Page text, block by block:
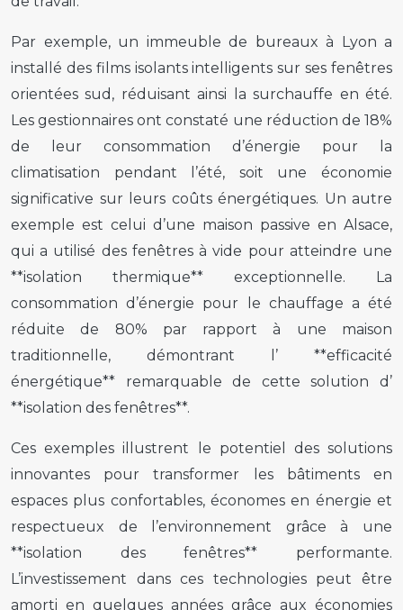
Par exemple, un immeuble de bureaux à Lyon a
installé des films isolants intelligents sur ses fenêtres
orientées sud, réduisant ainsi la surchauffe en été.
Les gestionnaires ont constaté une réduction de 18%
de leur consommation d’énergie pour la
climatisation pendant l’été, soit une économie
significative sur leurs coûts énergétiques. Un autre
exemple est celui d’une maison passive en Alsace,
qui a utilisé des fenêtres à vide pour atteindre une
**isolation thermique** exceptionnelle. La
consommation d’énergie pour le chauffage a été
réduite de 80% par rapport à une maison
traditionnelle, démontrant l’ **efficacité
énergétique** remarquable de cette solution d’
**isolation des fenêtres**.
Ces exemples illustrent le potentiel des solutions
innovantes pour transformer les bâtiments en
espaces plus confortables, économes en énergie et
respectueux de l’environnement grâce à une
**isolation des fenêtres** performante.
L’investissement dans ces technologies peut être
amorti en quelques années grâce aux économies